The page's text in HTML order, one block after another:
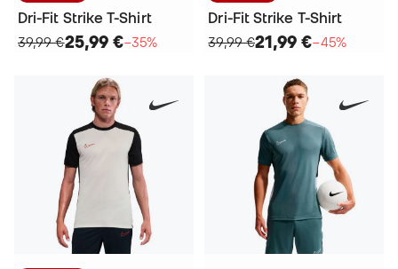
Dri-Fit Strike T-Shirt
39,99 €25,99 €−35%
Dri-Fit Strike T-Shirt
39,99 €21,99 €−45%